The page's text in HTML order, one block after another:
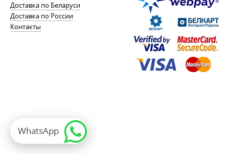
Доставка по Беларуси
Доставка по России
Контакты
WhatsApp